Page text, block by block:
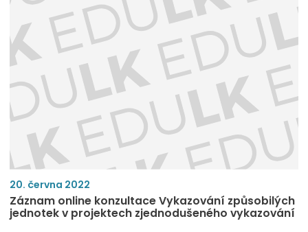
20. června 2022
Záznam online konzultace Vykazování způsobilých
jednotek v projektech zjednodušeného vykazování